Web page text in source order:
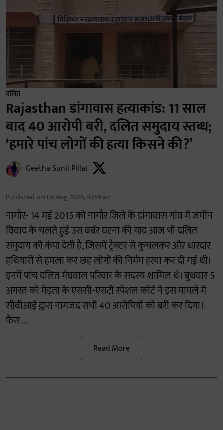
दलित
Rajasthan डांगावास हत्याकांड: 11 साल
बाद 40 आरोपी बरी, दलित समुदाय स्तब्ध;
‘हमारे पांच लोगों की हत्या किसने की?’
Geetha Sunil Pillai
Published on: 05 Aug 2026, 10:59 am
नागौर- 14 मई 2015 को नागौर जिले के डांगावास गांव में जमीन
विवाद के चलते हुई उस बर्बर घटना की याद आज भी दलित
समुदाय को कंपा देती है, जिसमें ट्रैक्टर से कुचलकर और धारदार
हथियारों से हमला कर छह लोगों की निर्मम हत्या कर दी गई थी।
इनमें पांच दलित मेघवाल परिवार के सदस्य शामिल थे। बुधवार 5
अगस्त को मेड़ता के एससी-एसटी स्पेशल कोर्ट ने इस मामले में
सीबीआई द्वारा नामजद सभी 40 आरोपियों को बरी कर दिया।
फैस ...
Read More